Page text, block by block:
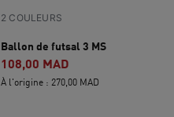
2 COULEURS
Ballon de futsal 3 MS
108,00 MAD
À l'origine : 270,00 MAD